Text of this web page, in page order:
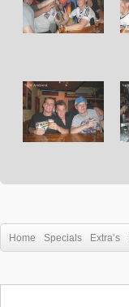
Home Specials Extra’s